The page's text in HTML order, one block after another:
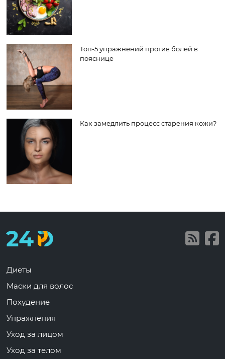
Топ-5 упражнений против болей в
пояснице
Как замедлить процесс старения кожи?
Диеты
Маски для волос
Похудение
Упражнения
Уход за лицом
Уход за телом